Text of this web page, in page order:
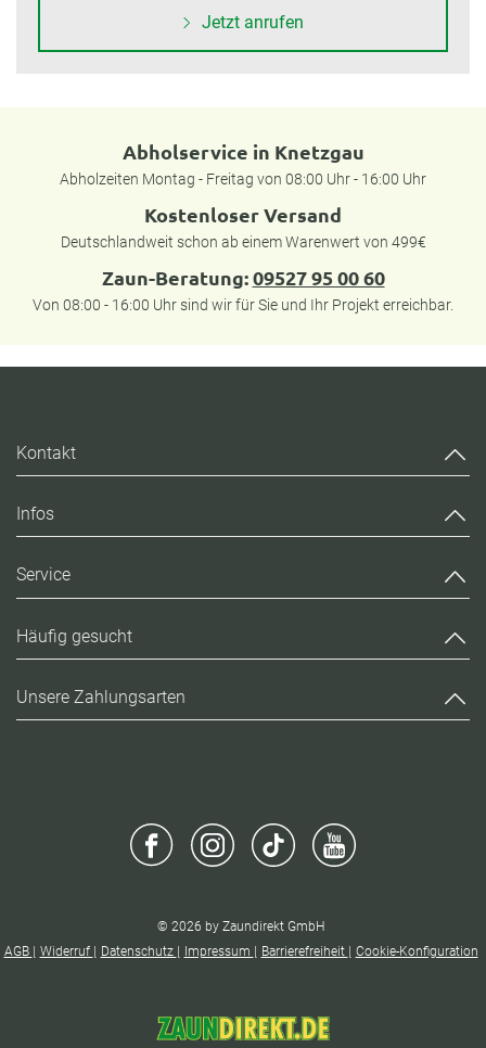
Jetzt anrufen
Abholservice in Knetzgau
Abholzeiten Montag - Freitag von 08:00 Uhr - 16:00 Uhr
Kostenloser Versand
Deutschlandweit schon ab einem Warenwert von 499€
Zaun-Beratung:09527 95 00 60
Von 08:00 - 16:00 Uhr sind wir für Sie und Ihr Projekt erreichbar.
Kontakt
Infos
Service
Häufig gesucht
Unsere Zahlungsarten
© 2026 by Zaundirekt GmbH
AGB
Widerruf Datenschutz Impressum Barrierefreiheit Cookie-Konfiguration